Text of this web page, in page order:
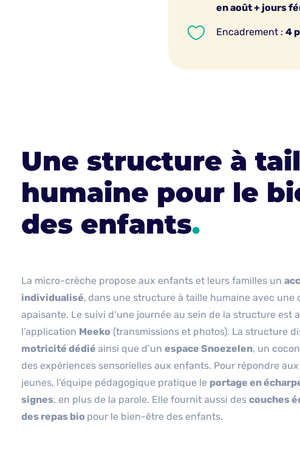
en août + jours
 Encadrement : 4
Une structure à
humaine pour le
des enfants.
La micro-crèche propose aux enfants et leurs familles un
individualisé, dans une structure à taille humaine avec une
apaisante. Le suivi d’une journée au sein de la structure est
l’application Meeko (transmissions et photos). La structure
motricité dédié ainsi que d’un espace Snoezelen, un
des expériences sensorielles aux enfants. Pour répondre
jeunes, l’équipe pédagogique pratique le portage en
signes, en plus de la parole. Elle fournit aussi des couches
des repas bio pour le bien-êtredes enfants.